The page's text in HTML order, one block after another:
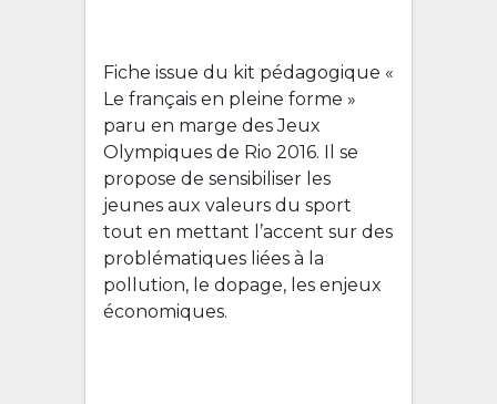
Fiche issue du kit pédagogique «
Le français en pleine forme »
paru en marge des Jeux
Olympiques de Rio 2016. Il se
propose de sensibiliser les
jeunes aux valeurs du sport
tout en mettant l’accent sur des
problématiques liées à la
pollution, le dopage, les enjeux
économiques.